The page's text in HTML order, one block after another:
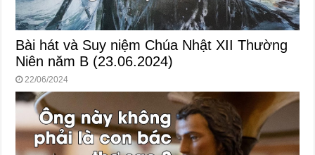
Bài hát và Suy niệm Chúa Nhật XII Thường
Niên năm B (23.06.2024)
22/06/2024